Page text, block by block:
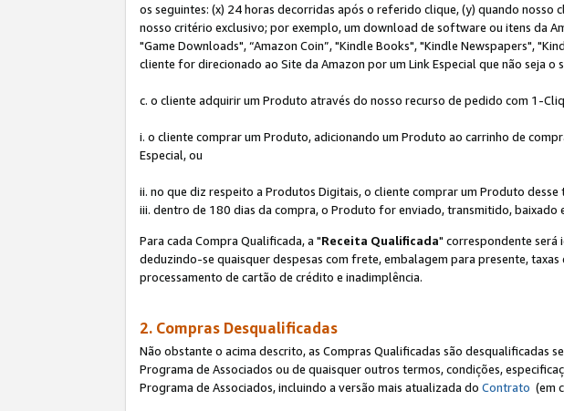
os seguintes: (x) 24 horas decorridas após o referido clique, (y) quando
nosso critério exclusivo; por exemplo, um download de software ou itens da
"Game Downloads", “Amazon Coin”, "Kindle Books", "Kindle Newspapers",
cliente for direcionado ao Site da Amazon por um Link Especial que não seja o
c. o cliente adquirir um Produto através do nosso recurso de pedido com 1-
i. o cliente comprar um Produto, adicionando um Produto ao carrinho de
Especial, ou
ii. no que diz respeito a Produtos Digitais, o cliente comprar um Produto
iii. dentro de 180 dias da compra, o Produto for enviado, transmitido, baixado
Para cada Compra Qualificada, a "Receita Qualificada" correspondente será
deduzindo-se quaisquer despesas com frete, embalagem para presente,
processamento de cartão de crédito e inadimplência.
2. Compras Desqualificadas
Não obstante o acima descrito, as Compras Qualificadas são desqualificadas
Programa de Associados ou de quaisquer outros termos, condições,
Programa de Associados, incluindo a versão mais atualizada do Contrato (em